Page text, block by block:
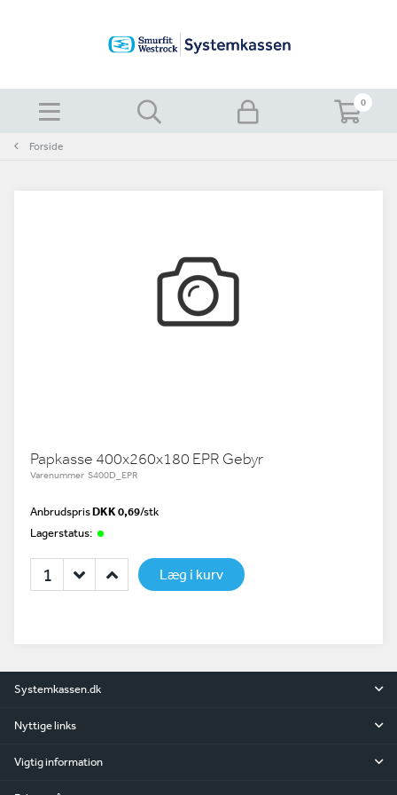
0
Forside
Papkasse 400x260x180 EPR Gebyr
Varenummer S400D_EPR
AnbrudsprisDKK 0,69/stk
Lagerstatus:
Læg i kurv
Systemkassen.dk
Nyttige links
Vigtig information